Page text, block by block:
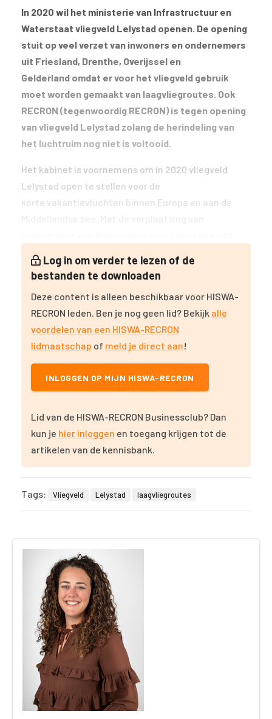
In 2020 wil het ministerie van Infrastructuur en
Waterstaat vliegveld Lelystad openen. De opening
stuit op veel verzet van inwoners en ondernemers
uit Friesland, Drenthe, Overijssel en
Gelderland omdat er voor het vliegveld gebruik
moet worden gemaakt van laagvliegroutes. Ook
RECRON (tegenwoordig RECRON) is tegen opening
van vliegveld Lelystad zolang de herindeling van
het luchtruim nog niet is voltooid.
Het kabinet is voornemens om in 2020 vliegveld
Lelystad open te stellen voor de
korte vakantievluchten binnen Europa en aan de
Log in om verder te lezen of de
bestanden te downloaden
Deze content is alleen beschikbaar voor HISWA-
RECRON leden. Ben je nog geen lid? Bekijk alle
voordelen van een HISWA-RECRON
lidmaatschap of meld je direct aan!
INLOGGEN OP MIJN HISWA-RECRON
Lid van de HISWA-RECRON Businessclub? Dan
kun je hier inloggen en toegang krijgen tot de
artikelen van de kennisbank.
Tags: Vliegveld Lelystad laagvliegroutes